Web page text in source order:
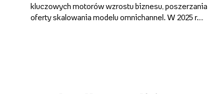
kluczowych motorów wzrostu biznesu, poszerzania
oferty skalowania modelu omnichannel. W 2025 r.